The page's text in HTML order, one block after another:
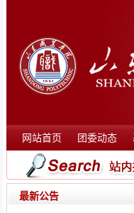
网站首页 团委动态
最新公告